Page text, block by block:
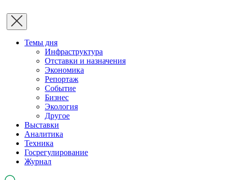
Темы дня
Инфраструктура
Отставки и назначения
Экономика
Репортаж
Событие
Бизнес
Экология
Другое
Выставки
Аналитика
Техника
Госрегулирование
Журнал